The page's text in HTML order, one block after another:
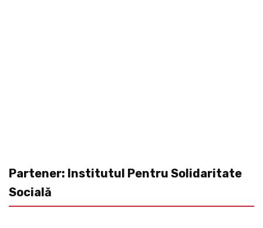
Partener: Institutul Pentru Solidaritate
Socială